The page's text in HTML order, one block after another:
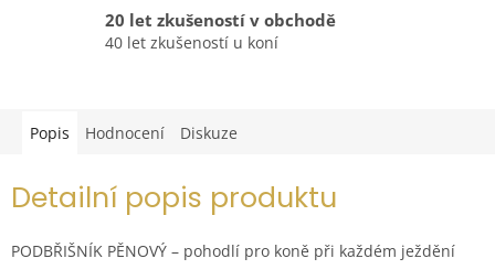
20 let zkušeností v obchodě
40 let zkušeností u koní
Popis Hodnocení Diskuze
Detailní popis produktu
PODBŘIŠNÍK PĚNOVÝ – pohodlí pro koně při každém ježdění